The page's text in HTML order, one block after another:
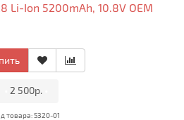
Li-Ion 5200mAh, 10.8V OEM
2 500р.
товара: 5320-01